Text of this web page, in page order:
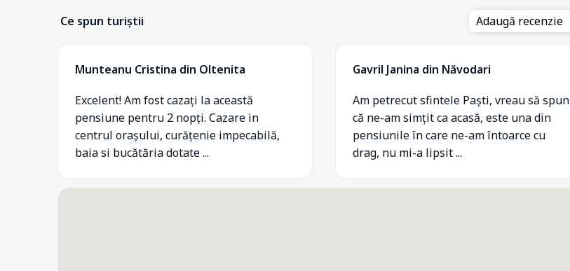
Ce spun turiștii Adaugă recenzie
Munteanu Cristina din Oltenita
Excelent! Am fost cazați la această
pensiune pentru 2 nopți. Cazare in
centrul orașului, curățenie impecabilă,
baia si bucătăria dotate ...
Gavril Janina din Năvodari
Am petrecut sfintele Paști, vreau să spun
că ne-am simțit ca acasă, este una din
pensiunile în care ne-am întoarce cu
drag, nu mi-a lipsit ...